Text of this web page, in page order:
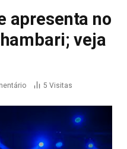
apresenta no
veja
5 Visitas